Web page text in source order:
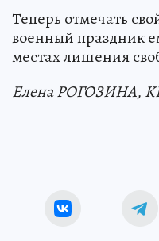
Теперь отмечать
военный праздник
местах лишения
Елена РОГОЗИНА,